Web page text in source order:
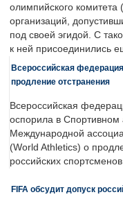
олимпийского
организаций,
под своей эгидой. С
к ней присоединились
Всероссийская
продление отстранения
Всероссийская
оспорила в
Международной
(World Athletics) о
российских
FIFA обсудит допуск